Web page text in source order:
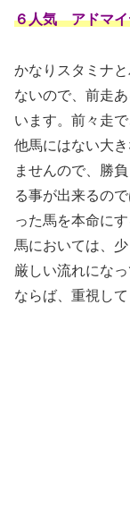
６人気 アドマ
かなりスタミナ
ないので、前走
います。前々走
他馬にはない大
ませんので、勝
る事が出来るの
った馬を本命に
馬においては、
厳しい流れにな
ならば、重視し